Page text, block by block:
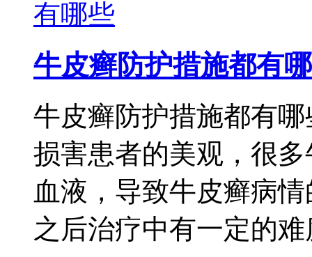
牛皮癣防护措施都有哪
牛皮癣防护措施都有
损害患者的美观，很
血液，导致牛皮癣病
之后治疗中有一定的